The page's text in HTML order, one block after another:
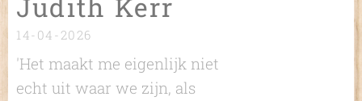
14-04-2026
'Het maakt me eigenlijk niet
echt uit waar we zijn, als